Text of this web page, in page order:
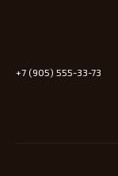
+7 (905) 555-33-73